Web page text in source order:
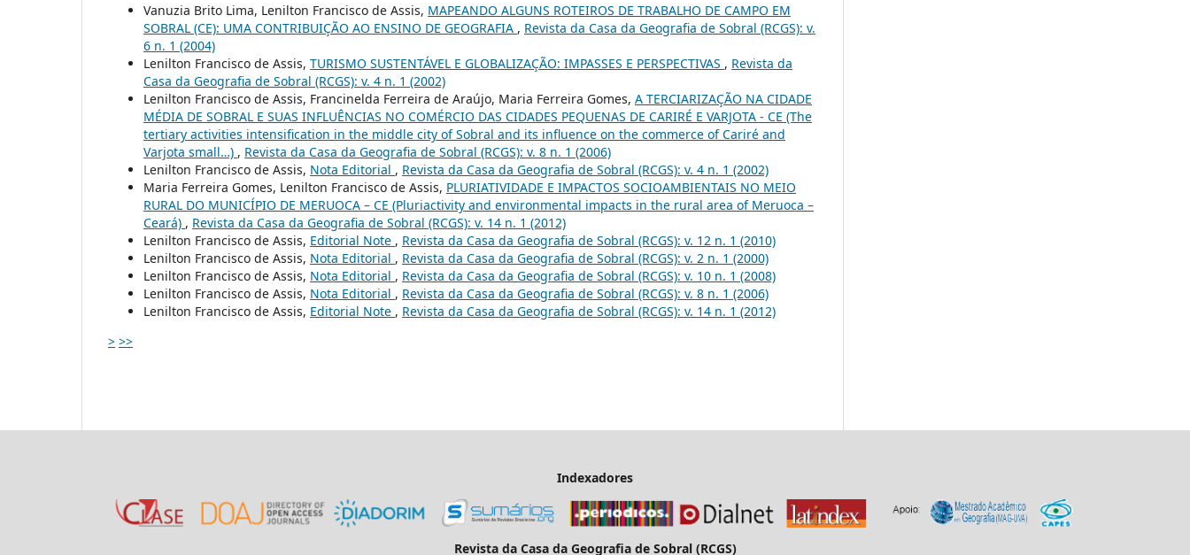
Vanuzia Brito Lima, Lenilton Francisco de Assis, MAPEANDO ALGUNS ROTEIROS DE TRABALHO DE CAMPO EM
SOBRAL (CE): UMA CONTRIBUIÇÃO AO ENSINO DE GEOGRAFIA , Revista da Casa da Geografia de Sobral (RCGS): v.
6 n. 1 (2004)
Lenilton Francisco de Assis, TURISMO SUSTENTÁVEL E GLOBALIZAÇÃO: IMPASSES E PERSPECTIVAS , Revista da
Casa da Geografia de Sobral (RCGS): v. 4 n. 1 (2002)
Lenilton Francisco de Assis, Francinelda Ferreira de Araújo, Maria Ferreira Gomes, A TERCIARIZAÇÃO NA CIDADE
MÉDIA DE SOBRAL E SUAS INFLUÊNCIAS NO COMÉRCIO DAS CIDADES PEQUENAS DE CARIRÉ E VARJOTA - CE (The
tertiary activities intensification in the middle city of Sobral and its influence on the commerce of Cariré and
Varjota small…) , Revista da Casa da Geografia de Sobral (RCGS): v. 8 n. 1 (2006)
Lenilton Francisco de Assis, Nota Editorial , Revista da Casa da Geografia de Sobral (RCGS): v. 4 n. 1 (2002)
Maria Ferreira Gomes, Lenilton Francisco de Assis, PLURIATIVIDADE E IMPACTOS SOCIOAMBIENTAIS NO MEIO
RURAL DO MUNICÍPIO DE MERUOCA – CE (Pluriactivity and environmental impacts in the rural area of Meruoca –
Ceará) , Revista da Casa da Geografia de Sobral (RCGS): v. 14 n. 1 (2012)
Lenilton Francisco de Assis, Editorial Note , Revista da Casa da Geografia de Sobral (RCGS): v. 12 n. 1 (2010)
Lenilton Francisco de Assis, Nota Editorial , Revista da Casa da Geografia de Sobral (RCGS): v. 2 n. 1 (2000)
Lenilton Francisco de Assis, Nota Editorial , Revista da Casa da Geografia de Sobral (RCGS): v. 10 n. 1 (2008)
Lenilton Francisco de Assis, Nota Editorial , Revista da Casa da Geografia de Sobral (RCGS): v. 8 n. 1 (2006)
Lenilton Francisco de Assis, Editorial Note , Revista da Casa da Geografia de Sobral (RCGS): v. 14 n. 1 (2012)
> >>
Indexadores
Revista da Casa da Geografia de Sobral (RCGS)